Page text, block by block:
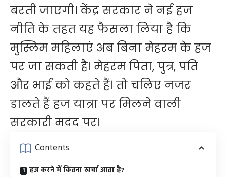
बरती जाएगी। केंद्र सरकार नेनई हज
नीतिके तहत यह फैसला लिया है कि
मुस्लिम महिलाएं अब बिना मेहरम के हज
पर जा सकती है। मेहरम पिता, पुत्र, पति
और भाई को कहते हैं। तो चलिए नजर
डालते हैं हज यात्रा पर मिलने वाली
सरकारी मदद पर।
Contents
हज करने में कितना खर्चा आता है?